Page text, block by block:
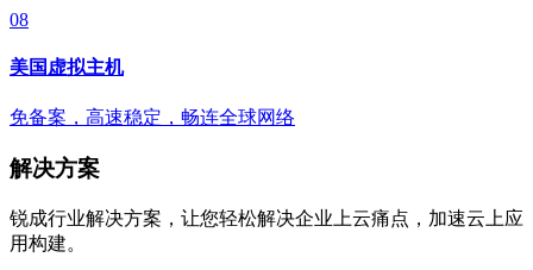
08
美国虚拟主机
免备案，高速稳定，畅连全球网络
解决方案
锐成行业解决方案，让您轻松解决企业上云痛点，加速云上应
用构建。